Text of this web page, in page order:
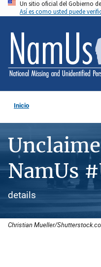
Pasar
al
contenido
principal
Un sitio oficial del Gobierno
Así es como usted puede
Inicio
NamUs
details
Christian Mueller/